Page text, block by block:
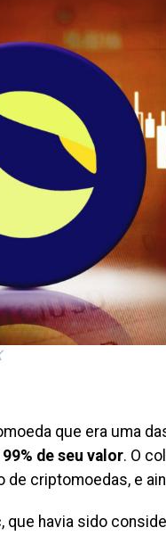
que era uma
de seu valor. O
de criptomoedas, e
que havia sido